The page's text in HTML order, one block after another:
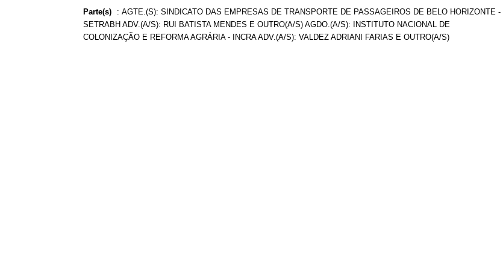
Parte(s) : AGTE.(S): SINDICATO DAS EMPRESAS DE TRANSPORTE DE PASSAGEIROS DE BELO HORIZONTE -
SETRABH ADV.(A/S): RUI BATISTA MENDES E OUTRO(A/S) AGDO.(A/S): INSTITUTO NACIONAL DE
COLONIZAÇÃO E REFORMA AGRÁRIA - INCRA ADV.(A/S): VALDEZ ADRIANI FARIAS E OUTRO(A/S)